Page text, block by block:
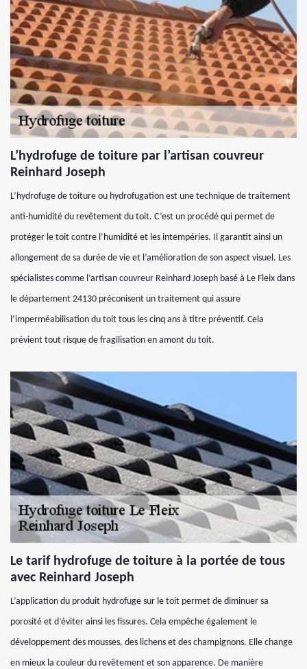
L’hydrofuge de toiture par l’artisan couvreur
Reinhard Joseph
L’hydrofuge de toiture ou hydrofugation est une technique de traitement
anti-humidité du revêtement du toit. C’est un procédé qui permet de
protéger le toit contre l’humidité et les intempéries. Il garantit ainsi un
allongement de sa durée de vie et l’amélioration de son aspect visuel. Les
spécialistes comme l’artisan couvreur Reinhard Joseph basé à Le Fleix dans
le département 24130 préconisent un traitement qui assure
l’imperméabilisation du toit tous les cinq ans à titre préventif. Cela
prévient tout risque de fragilisation en amont du toit.
Le tarif hydrofuge de toiture à la portée de tous
avec Reinhard Joseph
L’application du produit hydrofuge sur le toit permet de diminuer sa
porosité et d’éviter ainsi les fissures. Cela empêche également le
développement des mousses, des lichens et des champignons. Elle change
en mieux la couleur du revêtement et son apparence. De manière